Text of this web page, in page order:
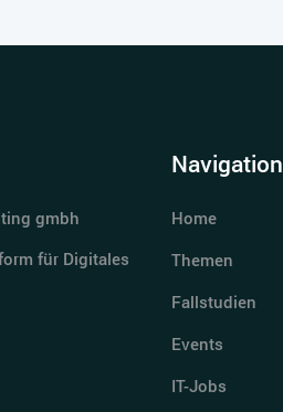
gmbh
für Digitales
Navigation
Home
Themen
Fallstudien
Events
IT-Jobs